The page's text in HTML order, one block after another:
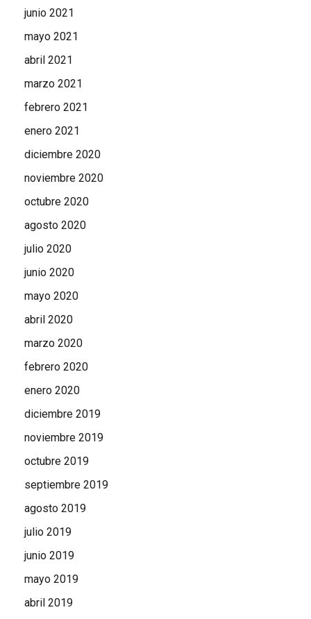
junio 2021
mayo 2021
abril 2021
marzo 2021
febrero 2021
enero 2021
diciembre 2020
noviembre 2020
octubre 2020
agosto 2020
julio 2020
junio 2020
mayo 2020
abril 2020
marzo 2020
febrero 2020
enero 2020
diciembre 2019
noviembre 2019
octubre 2019
septiembre 2019
agosto 2019
julio 2019
junio 2019
mayo 2019
abril 2019